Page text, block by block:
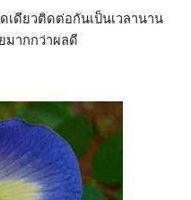
เดียวติดต่อกันเป็นเวลานาน
มากกว่าผลดี